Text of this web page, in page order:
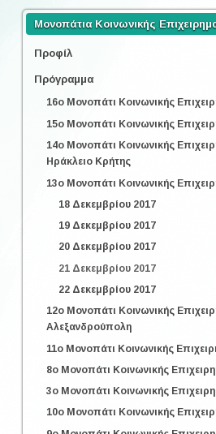
Μονοπάτια Κοινωνικής
Προφίλ
Πρόγραμμα
16ο Μονοπάτι Κοινωνικής
15ο Μονοπάτι Κοινωνικής
14ο Μονοπάτι Κοινωνικής
Ηράκλειο Κρήτης
13ο Μονοπάτι Κοινωνικής
18 Δεκεμβρίου 2017
19 Δεκεμβρίου 2017
20 Δεκεμβρίου 2017
21 Δεκεμβρίου 2017
22 Δεκεμβρίου 2017
12ο Μονοπάτι Κοινωνικής
Αλεξανδρούπολη
11ο Μονοπάτι Κοινωνικής
8ο Μονοπάτι Κοινωνικής
3ο Μονοπάτι Κοινωνικής
10ο Μονοπάτι Κοινωνικής